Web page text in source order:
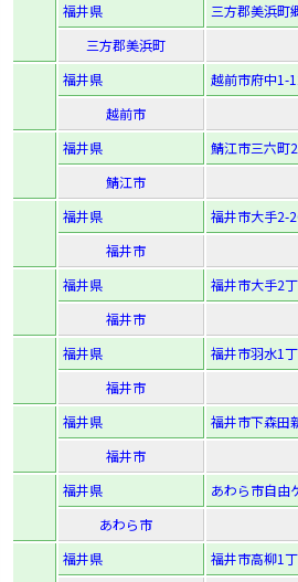
福井県
三方郡美浜町
三方郡美浜町
福井県
越前市府中1-
越前市
福井県
鯖江市三六町
鯖江市
福井県
福井市大手2-
福井市
福井県
福井市大手2
福井市
福井県
福井市羽水1
福井市
福井県
福井市下森田
福井市
福井県
あわら市自由
あわら市
福井県
福井市高柳1